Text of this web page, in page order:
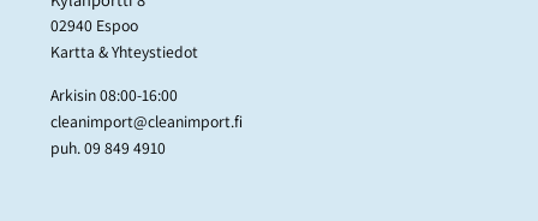
02940 Espoo
Kartta & Yhteystiedot
Arkisin 08:00-16:00
cleanimport@cleanimport.fi
puh.09 849 4910